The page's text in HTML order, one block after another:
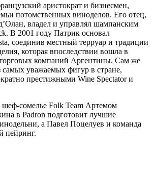
аристократ и бизнесмен,
потомственных виноделов. Его отец,
владел и управлял шампанским
В 2001 году Патрик основал
соединив местный терруар и традиции
которая впоследствии вошла в
компаний Аргентины. Сам же
уважаемых фигур в стране,
престижными Wine Spectator и
шеф-сомелье Folk Team Артемом
в Padron подготовит лучшие
а Павел Поцелуев и команда
пейринг.